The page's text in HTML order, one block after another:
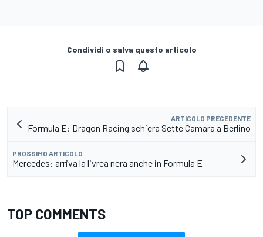
Condividi o salva questo articolo
ARTICOLO PRECEDENTE
Formula E: Dragon Racing schiera Sette Camara a Berlino
PROSSIMO ARTICOLO
Mercedes: arriva la livrea nera anche in Formula E
TOP COMMENTS